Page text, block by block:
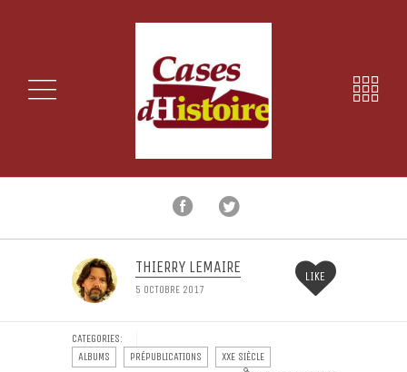
THIERRY LEMAIRE
5 OCTOBRE 2017
LIKE
CATEGORIES:
ALBUMS
PRÉPUBLICATIONS
XXE SIÈCLE